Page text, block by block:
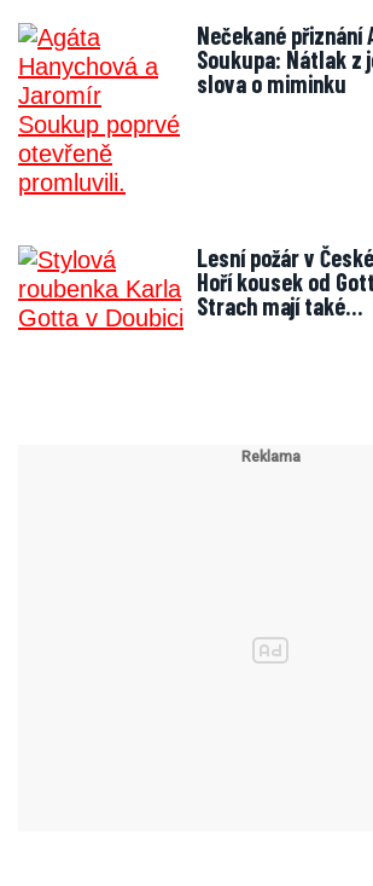
Nečekané přiznání
Soukupa: Nátlak z
slova o miminku
Lesní požár v Českém Švýcarsku:
Hoří kousek od
Strach mají také…